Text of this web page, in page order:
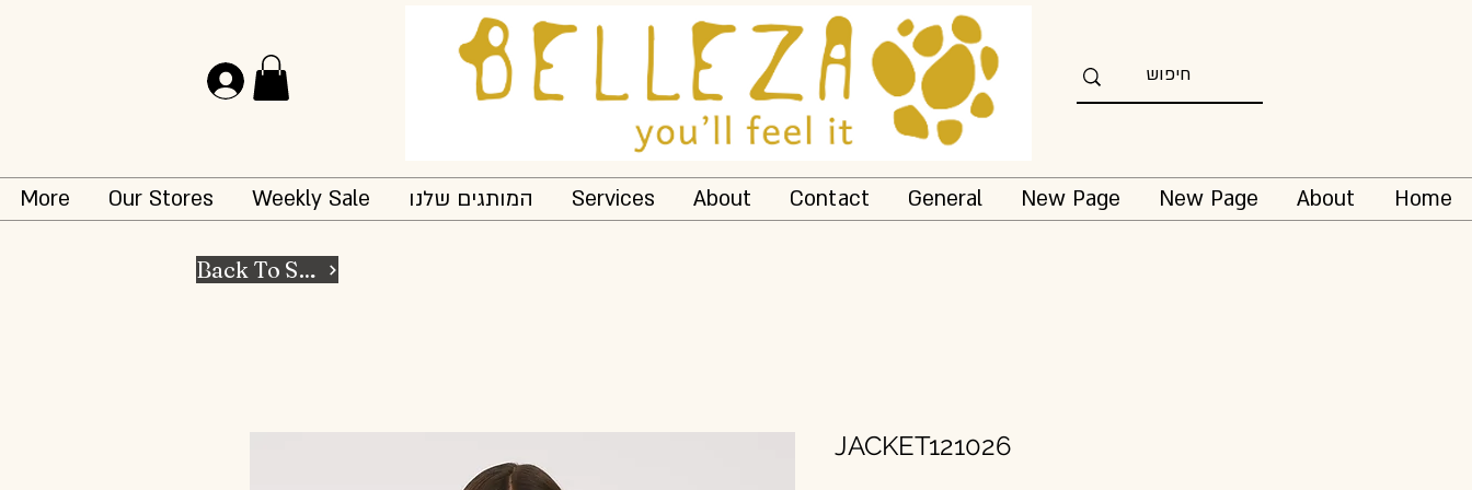
Home
About
New Page
New Page
General
Contact
About
Services המותגים שלנו Weekly Sale
Our Stores
More
Back To Shop
JACKET121026